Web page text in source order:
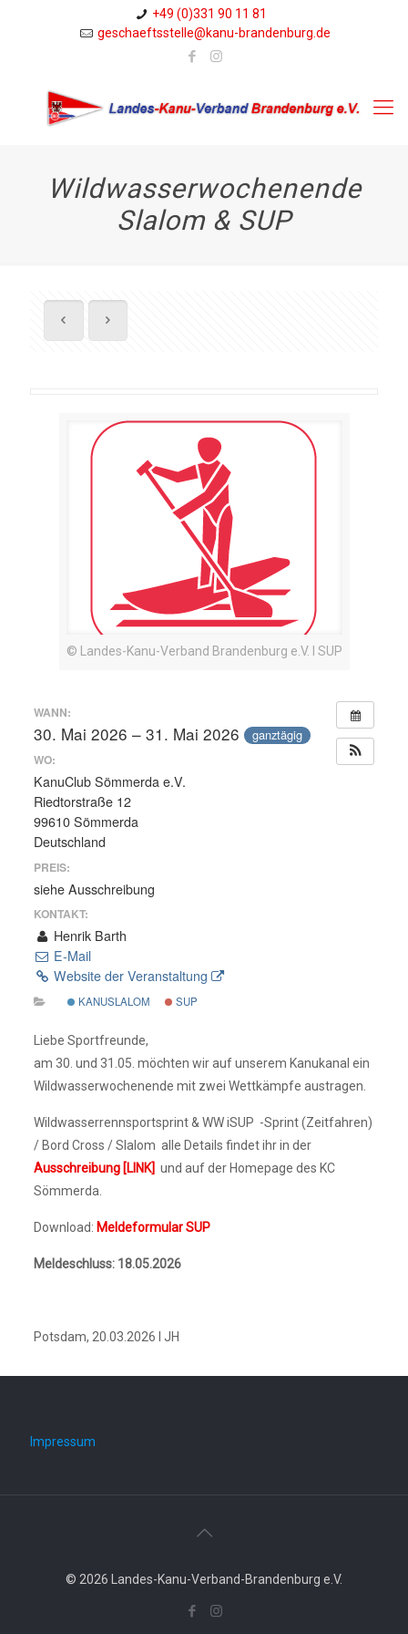
+49 (0)331 90 11 81
geschaeftsstelle@kanu-brandenburg.de
Wildwasserwochenende
Slalom & SUP
© Landes-Kanu-Verband Brandenburg e.V. I SUP
WANN:
30. Mai 2026 – 31. Mai 2026 ganztägig
WO:
KanuClub Sömmerda e.V.
Riedtorstraße 12
99610 Sömmerda
Deutschland
PREIS:
siehe Ausschreibung
KONTAKT:
Henrik Barth
E-Mail
Website der Veranstaltung
KANUSLALOM SUP
Liebe Sportfreunde,
am 30. und 31.05. möchten wir auf unserem Kanukanal ein
Wildwasserwochenende mit zwei Wettkämpfe austragen.
Wildwasserrennsportsprint & WW iSUP -Sprint (Zeitfahren)
/ Bord Cross / Slalom alle Details findet ihr in der
Ausschreibung [LINK] und auf der Homepage des KC
Sömmerda.
Download: Meldeformular SUP
Meldeschluss: 18.05.2026
Potsdam, 20.03.2026 I JH
Impressum
© 2026 Landes-Kanu-Verband-Brandenburg e.V.